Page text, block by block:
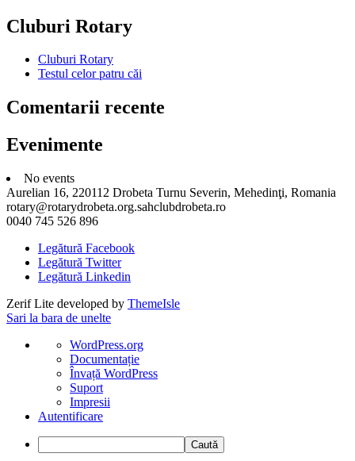
Cluburi Rotary
Cluburi Rotary
Testul celor patru căi
Comentarii recente
Evenimente
No events
Aurelian 16, 220112 Drobeta Turnu Severin, Mehedinţi, Romania
rotary@rotarydrobeta.org.sahclubdrobeta.ro
0040 745 526 896
Legătură Facebook
Legătură Twitter
Legătură Linkedin
Zerif Lite developed by ThemeIsle
Sari la bara de unelte
Despre
WordPress
WordPress.org
Documentație
Învață WordPress
Suport
Impresii
Autentificare
Caută